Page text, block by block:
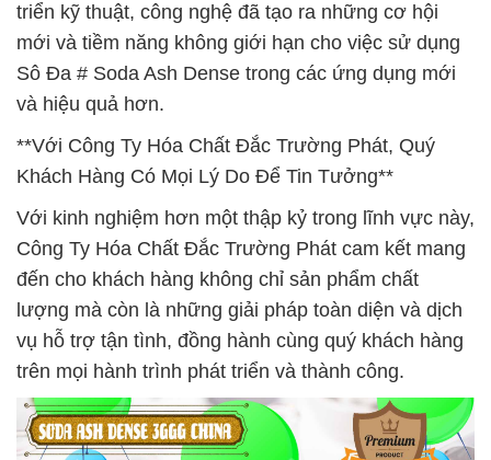
triển kỹ thuật, công nghệ đã tạo ra những cơ hội
mới và tiềm năng không giới hạn cho việc sử dụng
Sô Đa # Soda Ash Dense trong các ứng dụng mới
và hiệu quả hơn.
**Với Công Ty Hóa Chất Đắc Trường Phát, Quý
Khách Hàng Có Mọi Lý Do Để Tin Tưởng**
Với kinh nghiệm hơn một thập kỷ trong lĩnh vực này,
Công Ty Hóa Chất Đắc Trường Phát cam kết mang
đến cho khách hàng không chỉ sản phẩm chất
lượng mà còn là những giải pháp toàn diện và dịch
vụ hỗ trợ tận tình, đồng hành cùng quý khách hàng
trên mọi hành trình phát triển và thành công.